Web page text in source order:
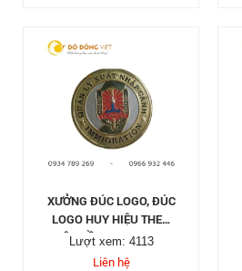
XƯỞNG ĐÚC LOGO, ĐÚC
LOGO HUY HIỆU THEO
YÊU CẦU TẠI TP HCM
Lượt xem: 4113
Liên hệ